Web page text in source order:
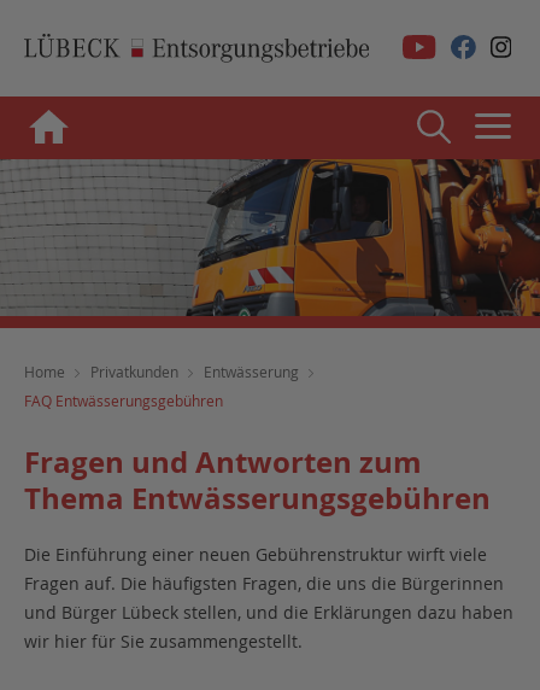
Home Privatkunden
Entwässerung
FAQ Entwässerungsgebühren
Fragen und Antworten zum
Thema Entwässerungsgebühren
Die Einführung einer neuen Gebührenstruktur wirft viele
Fragen auf. Die häufigsten Fragen, die uns die Bürgerinnen
und Bürger Lübeck stellen, und die Erklärungen dazu haben
wir hier für Sie zusammengestellt.